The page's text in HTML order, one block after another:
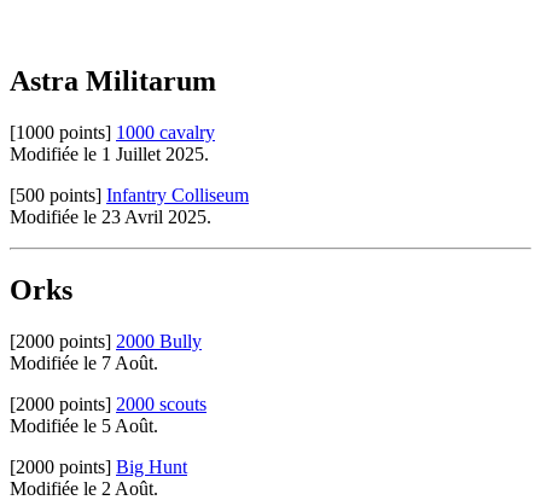
Astra Militarum
[1000 points] 1000 cavalry
Modifiée le 1 Juillet 2025.
[500 points] Infantry Colliseum
Modifiée le 23 Avril 2025.
Orks
[2000 points] 2000 Bully
Modifiée le 7 Août.
[2000 points] 2000 scouts
Modifiée le 5 Août.
[2000 points] Big Hunt
Modifiée le 2 Août.